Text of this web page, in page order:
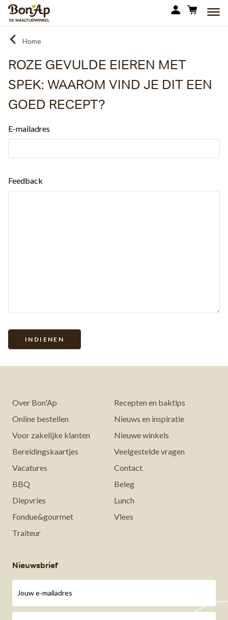
Overslaan
gaan
Home
ROZE GEVULDE EIEREN MET
SPEK: WAAROM VIND JE DIT EEN
GOED RECEPT?
E-mailadres
Feedback
Over Bon'Ap
Recepten en baktips
Online bestellen
Nieuws en inspiratie
Voor zakelijke klanten
Nieuwe winkels
Bereidingskaartjes
Veelgestelde vragen
Vacatures
Contact
BBQ
Beleg
Diepvries
Lunch
Fondue&gourmet
Vlees
Traiteur
Nieuwsbrief